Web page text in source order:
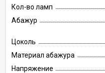
Кол-во ламп
Абажур
Цоколь
Материал абажура
Напряжение